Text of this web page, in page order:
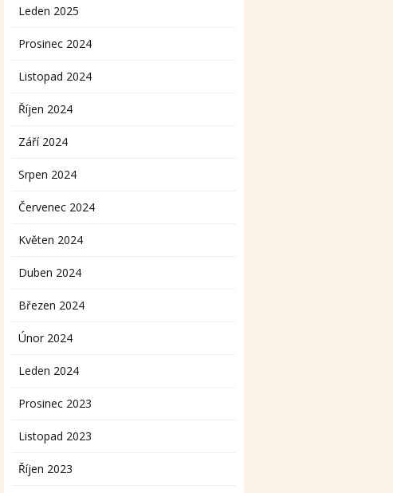
Leden 2025
Prosinec 2024
Listopad 2024
Říjen 2024
Září 2024
Srpen 2024
Červenec 2024
Květen 2024
Duben 2024
Březen 2024
Únor 2024
Leden 2024
Prosinec 2023
Listopad 2023
Říjen 2023